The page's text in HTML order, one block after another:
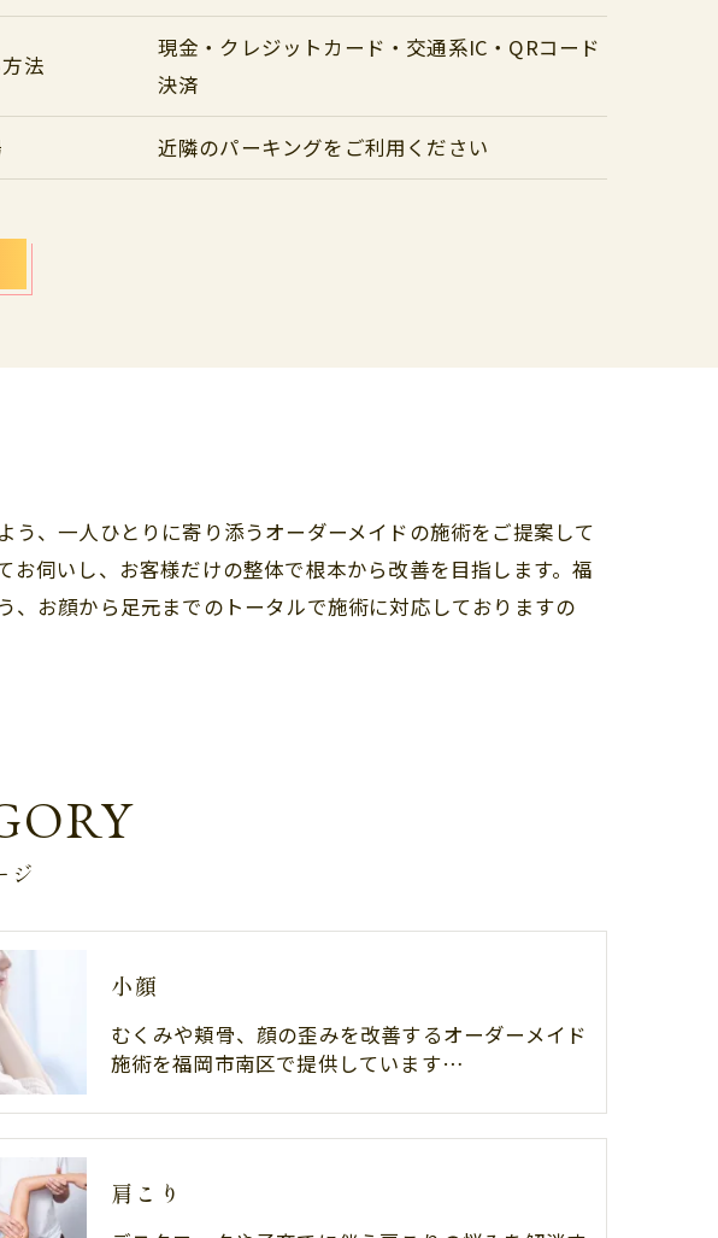
法
現金・クレジットカード・交通系IC・QRコード
決済
近隣のパーキングをご利用ください
、一人ひとりに寄り添うオーダーメイドの施術をご提案して
伺いし、お客様だけの整体で根本から改善を目指します。福
お顔から足元までのトータルで施術に対応しておりますの
ジ
小顔
むくみや頬骨、顔の歪みを改善するオーダーメイド
施術を福岡市南区で提供しています…
肩こり